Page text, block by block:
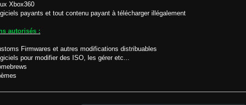
Xbox360
payants et tout contenu payant à télécharger illégalement
autorisés :
Firmwares et autres modifications distribuables
pour modifier des ISO, les gérer etc...